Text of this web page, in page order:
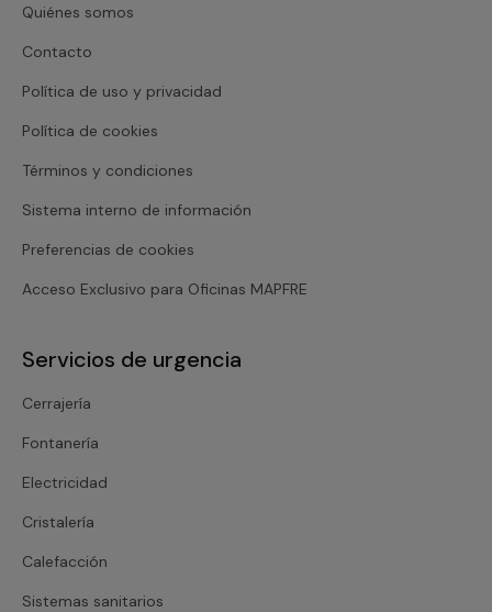
Quiénes somos
Contacto
Política de uso y privacidad
Política de cookies
Términos y condiciones
Sistema interno de información
Preferencias de cookies
Acceso Exclusivo para Oficinas MAPFRE
Servicios de urgencia
Cerrajería
Fontanería
Electricidad
Cristalería
Calefacción
Sistemas sanitarios